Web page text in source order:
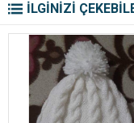
İLGİNİZİ